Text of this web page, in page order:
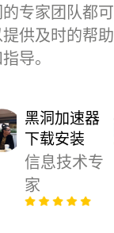
专家团队都可
供及时的帮助
导。
黑洞加速器
下载安装
信息技术专
家